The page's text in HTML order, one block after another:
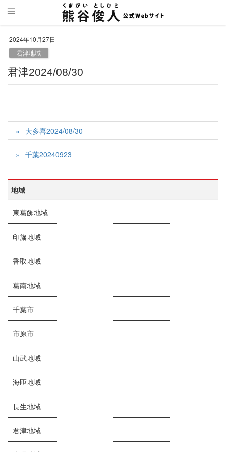
2024年10月27日
君津地域
君津2024/08/30
大多喜2024/08/30
千葉20240923
地域
東葛飾地域
印旛地域
香取地域
葛南地域
千葉市
市原市
山武地域
海匝地域
長生地域
君津地域